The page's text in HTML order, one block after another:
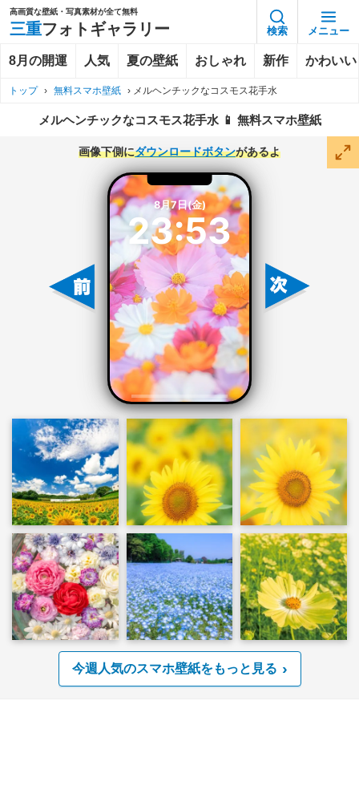
高画質な壁紙・写真素材が全て無料
三重フォトギャラリー 検索 メニュー
8月の開運 人気 夏の壁紙 おしゃれ 新作 かわいい
トップ › 無料スマホ壁紙 › メルヘンチックなコスモス花手水
メルヘンチックなコスモス花手水 📱 無料スマホ壁紙
画像下側にダウンロードボタンがあるよ
8月7日(金)
23:53
今週人気のスマホ壁紙をもっと見る